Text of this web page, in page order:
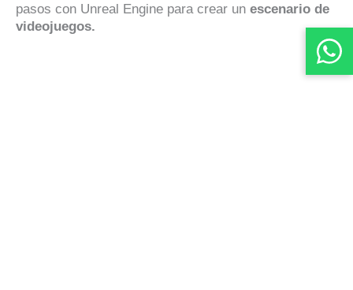
pasos con Unreal Engine para crear un escenario de
videojuegos.